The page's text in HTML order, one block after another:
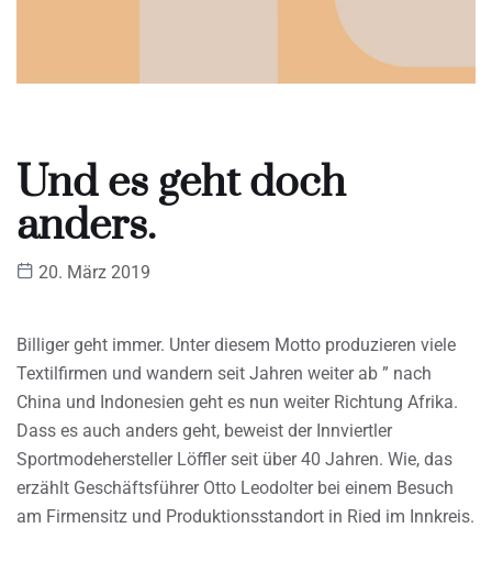
Und es geht doch
anders.
20. März 2019
Billiger geht immer. Unter diesem Motto produzieren viele
Textilfirmen und wandern seit Jahren weiter ab ” nach
China und Indonesien geht es nun weiter Richtung Afrika.
Dass es auch anders geht, beweist der Innviertler
Sportmodehersteller Löffler seit über 40 Jahren. Wie, das
erzählt Geschäftsführer Otto Leodolter bei einem Besuch
am Firmensitz und Produktionsstandort in Ried im Innkreis.